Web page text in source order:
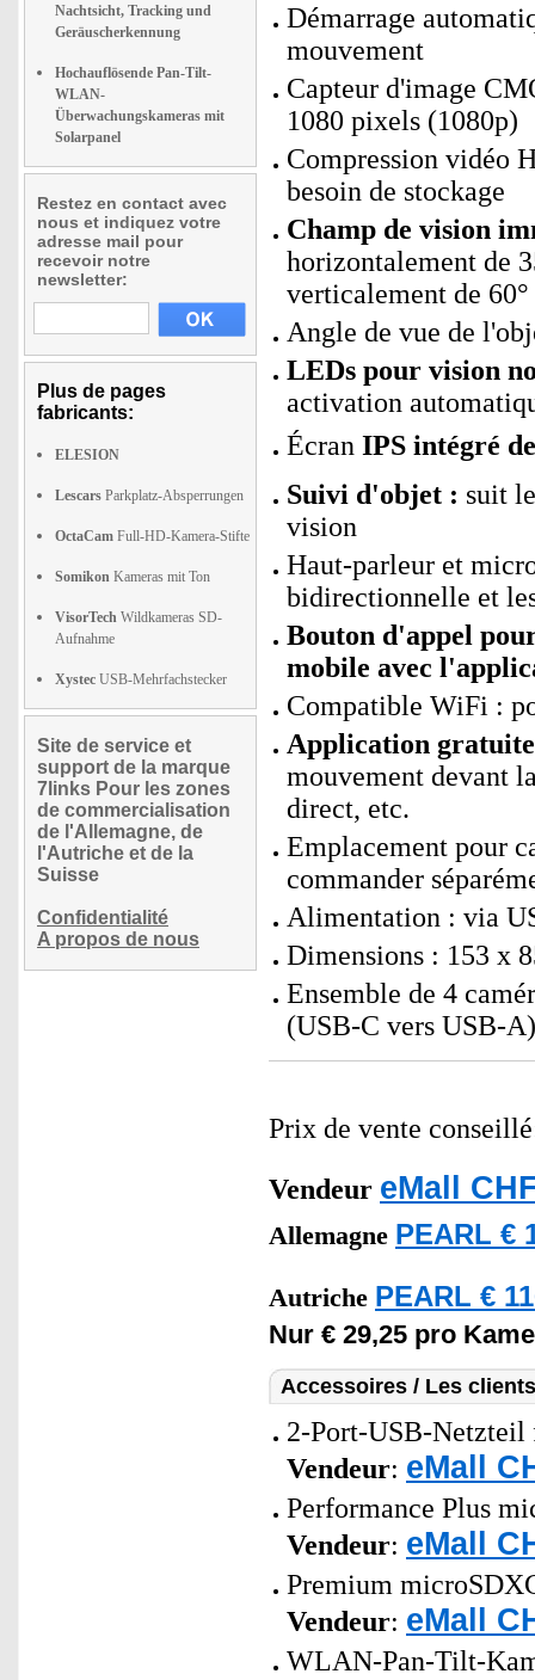
Nachtsicht, Tracking und
Geräuscherkennung
Hochauflösende Pan-Tilt-
WLAN-
Überwachungskameras mit
Solarpanel
Restez en contact avec
nous et indiquez votre
adresse mail pour
recevoir notre
newsletter:
Plus de pages
fabricants:
ELESION
Lescars Parkplatz-Absperrungen
OctaCam Full-HD-Kamera-Stifte
Somikon Kameras mit Ton
VisorTech Wildkameras SD-
Aufnahme
Xystec USB-Mehrfachstecker
Site de service et
support de la marque
7links Pour les zones
de commercialisation
de l'Allemagne, de
l'Autriche et de la
Suisse
Confidentialité
A propos de nous
Démarrage
mouvement
Capteur d'image
1080 pixels (1080p)
Compression vidéo
besoin de stockage
Champ de vision
horizontalement de
verticalement de 60°
Angle de vue de
LEDs pour vision
activation
Écran IPS intégré de
Suivi d'objet : suit
vision
Haut-parleur et
bidirectionnelle et
Bouton d'appel
mobile avec
Compatible WiFi :
Application
mouvement devant
direct, etc.
Emplacement pour
commander
Alimentation : via
Dimensions : 153 x
Ensemble de 4
(USB-C vers USB-
Prix de vente
Vendeur eMall
Allemagne PEARL €
Autriche PEARL €
Nur € 29,25 pro
Accessoires / Les
2-Port-USB-Netzteil
Vendeur: eMall
Performance Plus
Vendeur: eMall
Premium
Vendeur: eMall
WLAN-Pan-Tilt-